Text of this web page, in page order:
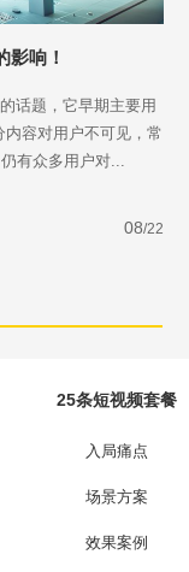
影响！
话题，它早期主要用
容对用户不可见，常
有众多用户对...
08/22
25条短视频套餐
入局痛点
场景方案
效果案例